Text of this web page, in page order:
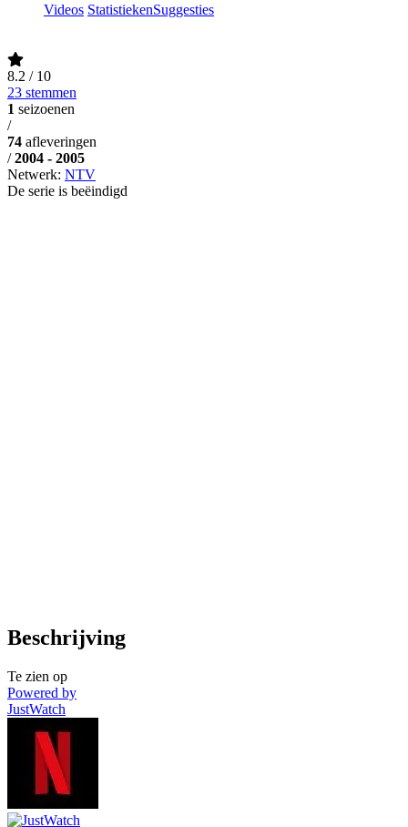
Videos StatistiekenSuggesties
8.2 / 10
23 stemmen
1 seizoenen
/
74 afleveringen
/ 2004 - 2005
Netwerk: NTV
De serie is beëindigd
Beschrijving
Te zien op
Powered by
JustWatch